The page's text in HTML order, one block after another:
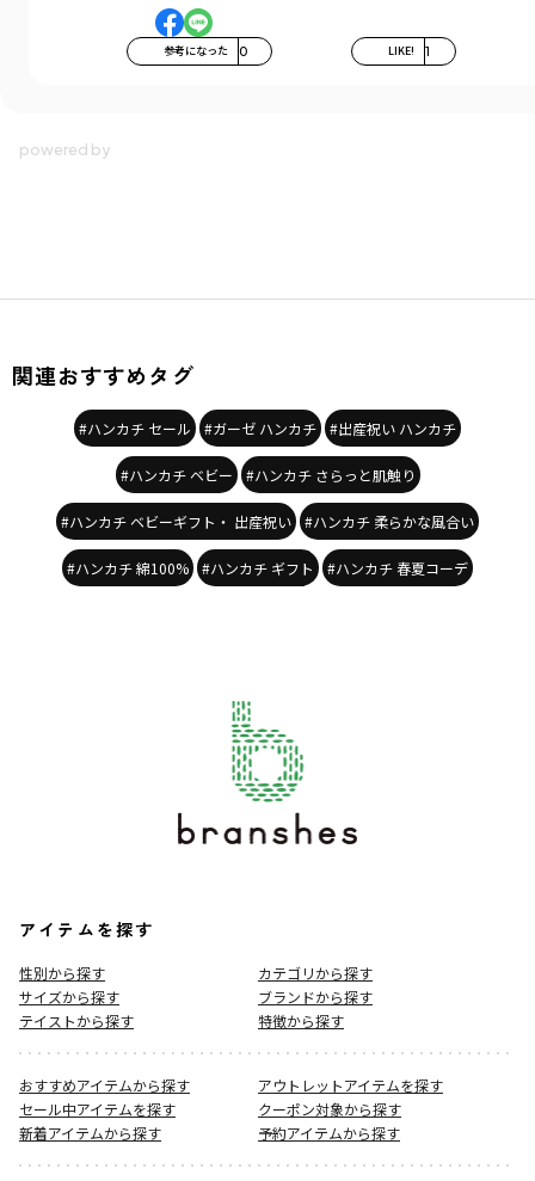
参考になった 0 LIKE! 1
関連おすすめタグ
#ハンカチ セール #ガーゼ ハンカチ #出産祝い ハンカチ
#ハンカチ ベビー #ハンカチ さらっと肌触り
#ハンカチ ベビーギフト・ 出産祝い #ハンカチ 柔らかな風合い
#ハンカチ 綿100% #ハンカチ ギフト #ハンカチ 春夏コーデ
アイテムを探す
性別から探す
カテゴリから探す
サイズから探す
ブランドから探す
テイストから探す
特徴から探す
おすすめアイテムから探す
アウトレットアイテムを探す
セール中アイテムを探す
クーポン対象から探す
新着アイテムから探す
予約アイテムから探す